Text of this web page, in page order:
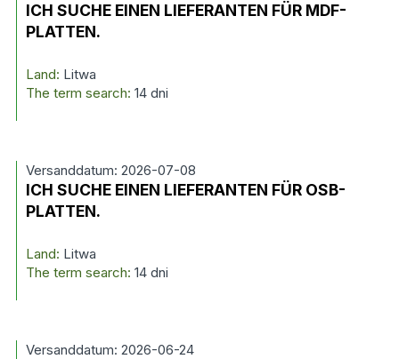
ICH SUCHE EINEN LIEFERANTEN FÜR MDF-
PLATTEN.
Land: Litwa
The term search: 14 dni
Versanddatum: 2026-07-08
ICH SUCHE EINEN LIEFERANTEN FÜR OSB-
PLATTEN.
Land: Litwa
The term search: 14 dni
Versanddatum: 2026-06-24